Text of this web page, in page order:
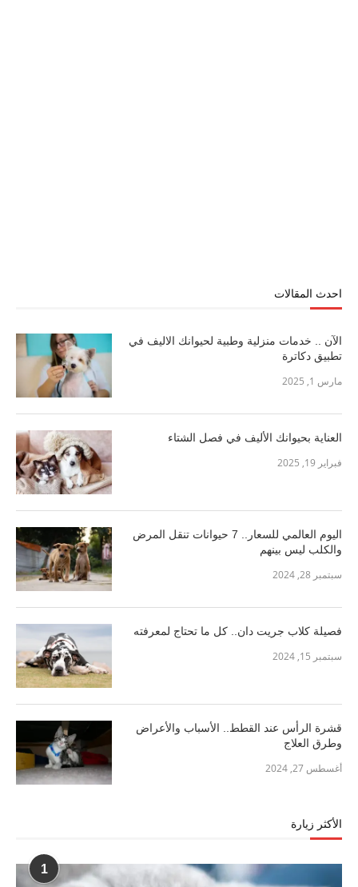
احدث المقالات
الآن .. خدمات منزلية وطبية لحيوانك الاليف في
تطبيق دكاترة
مارس 1, 2025
العناية بحيوانك الأليف في فصل الشتاء
فبراير 19, 2025
اليوم العالمي للسعار.. 7 حيوانات تنقل المرض
والكلب ليس بينهم
سبتمبر 28, 2024
فصيلة كلاب جريت دان.. كل ما تحتاج لمعرفته
سبتمبر 15, 2024
قشرة الرأس عند القطط.. الأسباب والأعراض
وطرق العلاج
أغسطس 27, 2024
الأكثر زيارة
1